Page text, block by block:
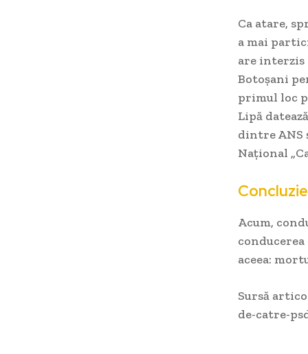
Ca atare,
a mai
are interzis
Botoșani
primul loc
Lipă
dintre ANS
Național
Concluzie
Acum,
aceea:
Sursă
de-catre-